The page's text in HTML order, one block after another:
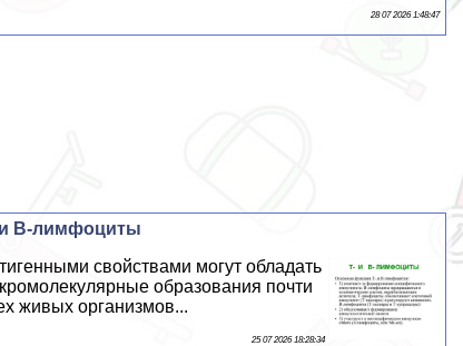
28 07 2026 1:48:47
В-лимфоциты
свойствами могут обладать
образования почти
живых организмов...
25 07 2026 18:28:34